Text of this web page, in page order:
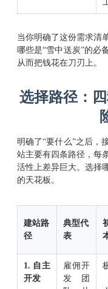
当你明确了这份需求清
哪些是“雪中送炭”的必
从而把钱花在刀刃上。
选择路径：
明确了“要什么”之后，
站主要有四条路径，每
活性上差异巨大。选择
的天花板。
建站路
径
典型代
表
1. 自主
开发
雇佣开
发团